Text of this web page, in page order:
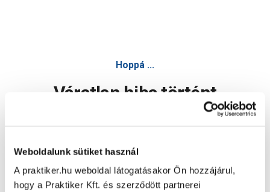
Weboldalunk sütiket használ
A praktiker.hu weboldal látogatásakor Ön hozzájárul,
hogy a Praktiker Kft. és szerződött partnerei
Hoppá ...
Váratlan hiba történt
Oldal újratöltése